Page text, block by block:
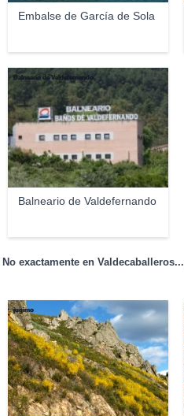
Embalse de García de Sola
Balneario de Valdefernando
Balneario de Valdefernando
No exactamente en Valdecaballeros...
jugimo